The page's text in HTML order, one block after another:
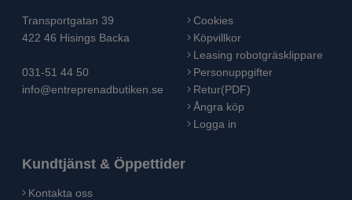
Transportgatan 39
422 46 Hisings Backa
031-51 44 50
info@entreprenadbutiken.se
Cookies
Köpvillkor
Leasing robotgräsklippare
Personuppgifter
Retur(PDF)
Ångra köp
Logga in
Kundtjänst & Öppettider
Kontakta oss